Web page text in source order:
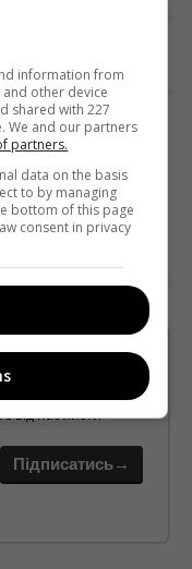
від нас листи
Підписатись→
information from
other device
shared with 227
We and our partners
partners.
data on the basis
to by managing
bottom of this page
consent in privacy